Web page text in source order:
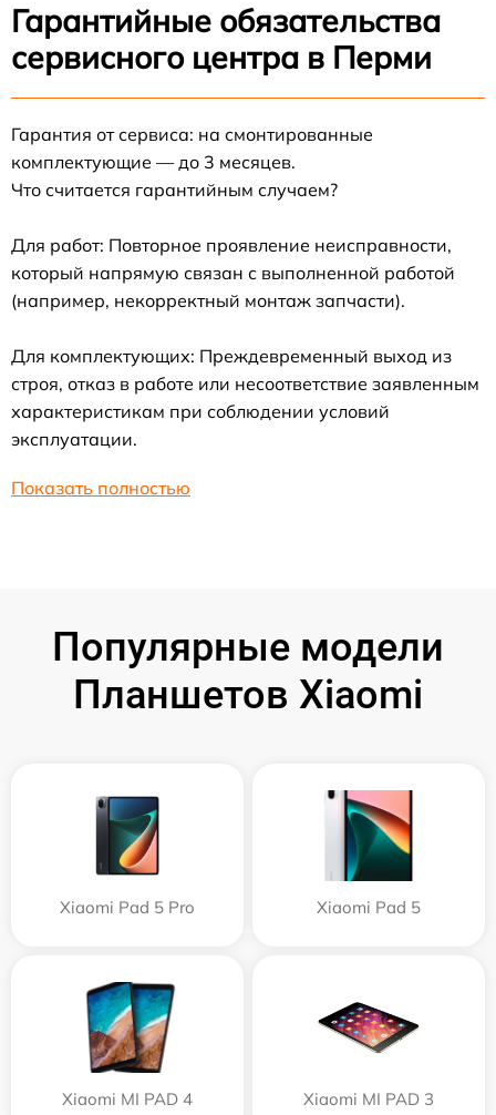
Гарантийные обязательства
сервисного центра в Перми
Гарантия от сервиса: на смонтированные
комплектующие — до 3 месяцев.
Что считается гарантийным случаем?
Для работ: Повторное проявление неисправности,
который напрямую связан с выполненной работой
(например, некорректный монтаж запчасти).
Для комплектующих: Преждевременный выход из
строя, отказ в работе или несоответствие заявленным
характеристикам при соблюдении условий
эксплуатации.
Показать полностью
Популярные модели
Планшетов Xiaomi
Xiaomi Pad 5 Pro Xiaomi Pad 5
Xiaomi MI PAD 4 Xiaomi MI PAD 3